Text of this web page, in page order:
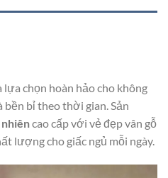
lựa chọn hoàn hảo cho không
bền bỉ theo thời gian. Sản
cao cấp với vẻ đẹp vân gỗ
lượng cho giấc ngủ mỗi ngày.